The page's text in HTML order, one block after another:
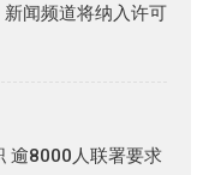
闻频道将纳入许可
逾8000人联署要求